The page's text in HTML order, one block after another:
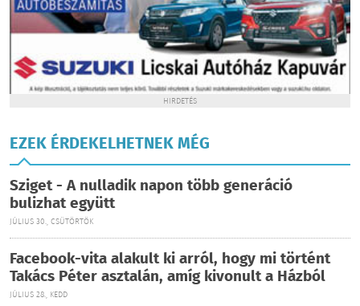
HIRDETÉS
EZEK ÉRDEKELHETNEK MÉG
Sziget - A nulladik napon több generáció
bulizhat együtt
JÚLIUS 30., CSÜTÖRTÖK
Facebook-vita alakult ki arról, hogy mi történt
Takács Péter asztalán, amíg kivonult a Házból
JÚLIUS 28., KEDD